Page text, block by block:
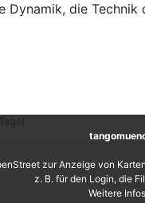
Dynamik, die Technik
zur Anzeige von
z. B. für den Login, die
Weitere